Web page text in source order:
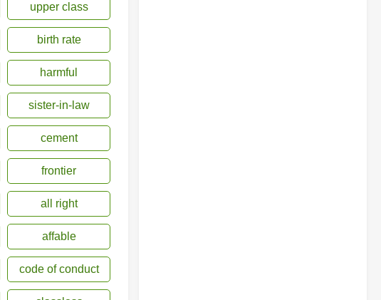
upper class
birth rate
harmful
sister-in-law
cement
frontier
all right
affable
code of conduct